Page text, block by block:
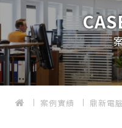
案例實績 鼎新電腦